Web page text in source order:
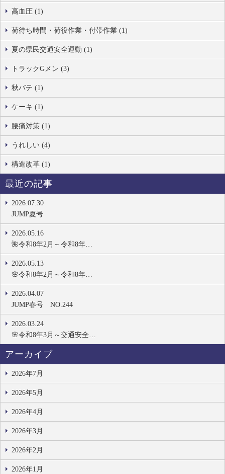
高血圧 (1)
荷待ち時間・荷役作業・付帯作業 (1)
夏の県民交通安全運動 (1)
トラックGメン (3)
秋バテ (1)
ケーキ (1)
腰痛対策 (1)
うれしい (4)
構造改革 (1)
最近の記事
2026.07.30
JUMP夏号
2026.05.16
🌺令和8年2月～令和8年…
2026.05.13
🌸令和8年2月～令和8年…
2026.04.07
JUMP春号 NO.244
2026.03.24
🌸令和8年3月～交通安全…
アーカイブ
2026年7月
2026年5月
2026年4月
2026年3月
2026年2月
2026年1月